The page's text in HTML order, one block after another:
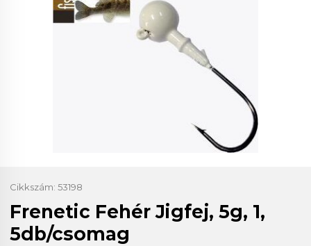
Cikkszám: 53198
Frenetic Fehér Jigfej, 5g, 1,
5db/csomag